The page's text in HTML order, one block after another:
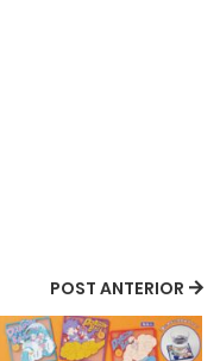
POST ANTERIOR